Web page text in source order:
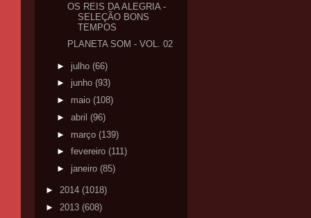
OS REIS DA ALEGRIA -
SELEÇÃO BONS
TEMPOS
PLANETA SOM - VOL. 02
► julho (66)
► junho (93)
► maio (108)
► abril (96)
► março (139)
► fevereiro (111)
► janeiro (85)
► 2014 (1018)
► 2013 (608)